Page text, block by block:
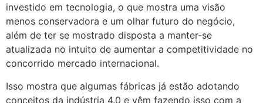
investido em tecnologia, o que mostra uma visão
menos conservadora e um olhar futuro do negócio,
além de ter se mostrado disposta a manter-se
atualizada no intuito de aumentar a competitividade no
concorrido mercado internacional.
Isso mostra que algumas fábricas já estão adotando
conceitos da indústria 4.0 e vêm fazendo isso com a